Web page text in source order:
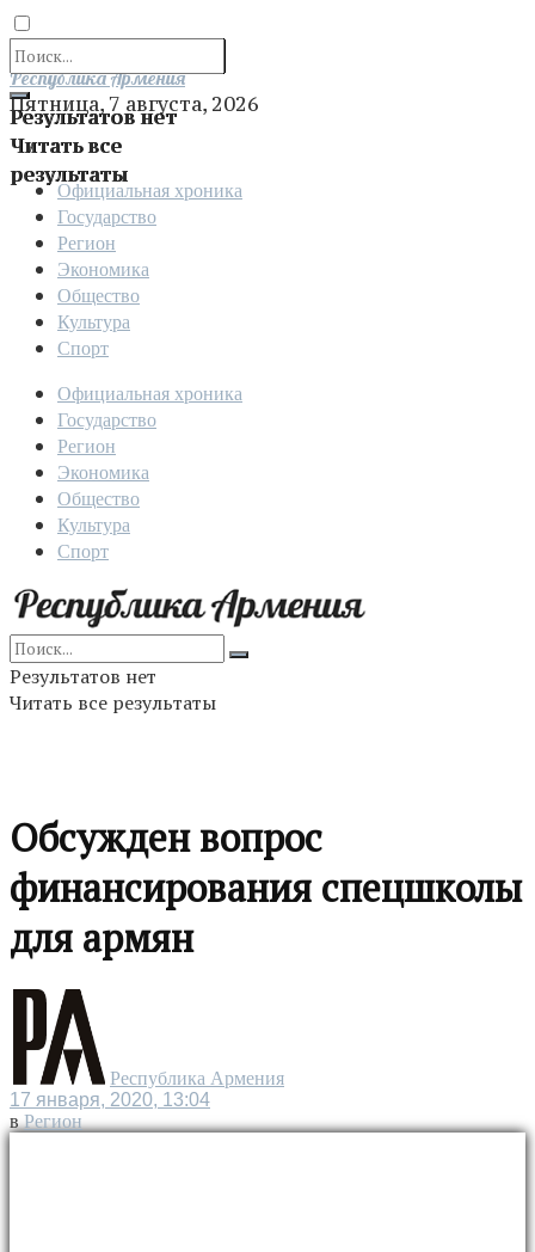
Результатов нет
Читать все
результаты
Отправить
Республика Армения
Пятница, 7 августа, 2026
Официальная хроника
Государство
Регион
Экономика
Общество
Культура
Спорт
Официальная хроника
Государство
Регион
Экономика
Общество
Культура
Спорт
Результатов нет
Читать все результаты
Обсужден вопрос
финансирования спецшколы
для армян
Республика Армения
17 января, 2020, 13:04
в Регион